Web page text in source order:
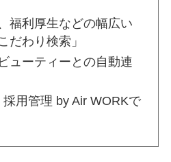
福利厚生などの幅広い
だわり検索」
ューティーとの自動連
用管理 by Air WORKで